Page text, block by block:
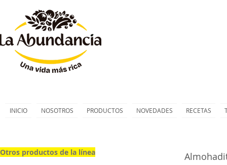
INICIO NOSOTROS PRODUCTOS NOVEDADES RECETAS
Otros productos de la línea